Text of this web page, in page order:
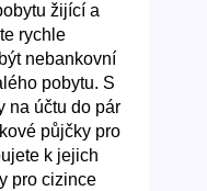
žijící a
rychle
nebankovní
pobytu. S
na účtu do pár
půjčky pro
k jejich
pro cizince